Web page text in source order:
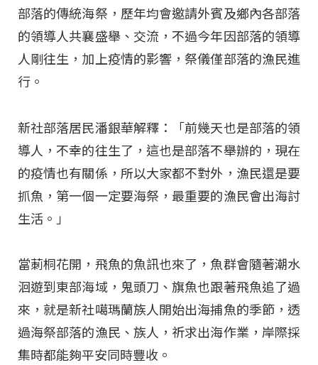
部落的傳統海祭，歷年均會邀請外賓及鄉內各部落
的領導人共襄盛舉、交流，不過今年因部落的領導
人剛往生，加上疫情的影響，祭儀僅部落的漁民進
行。
新社部落居民潘銀華解釋：「前幾天也是部落的領
導人，不幸的往生了，這也是部落不舉辦的，現在
的疫情也有關係，所以大家都不對外，漁民還是要
抓魚，第一個一定要海祭，最重要的漁民會出海討
生活。」
當莿桐花開，飛魚的魚訊也來了，魚群會隨著潮水
洄遊到東部海域，鬼頭刀、旗魚也跟著飛魚追了過
來，就是新社噶瑪蘭族人開始出海捕魚的季節，透
過海祭部落的漁民、族人，祈求出海作業，岸際採
集時都能夠平安同時豐收。